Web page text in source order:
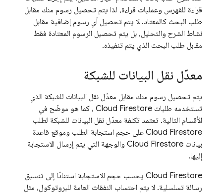
قراءة للفهرس وعمليات قراءة، لذا يتم تحصيل رسوم منك مقابل
طلب البحث كالمعتاد. لا يتم تحصيل أي رسوم إضافية مقابل
نشاط الشرح والتحليل، بل يتم تحصيل الرسوم المعتادة فقط
مقابل طلب البحث الذي يتم تنفيذه.
معدّل نقل البيانات للشبكة
يتم تحصيل رسوم منك مقابل معدّل نقل البيانات للشبكة الذي
تستخدمه طلبات Cloud Firestore ، كما هو موضّح في
الأقسام التالية. تعتمد تكلفة معدّل نقل البيانات للشبكة لطلب
Cloud Firestore على حجم استجابة الطلب وموقع قاعدة
بيانات Cloud Firestore والوجهة التي يتم إرسال الاستجابة
إليها.
Cloud Firestore يحسب حجم الاستجابة استنادًا إلى تنسيق
رسالة تسلسلية. لا يتم احتساب النفقات العامة للبروتوكول، مثل